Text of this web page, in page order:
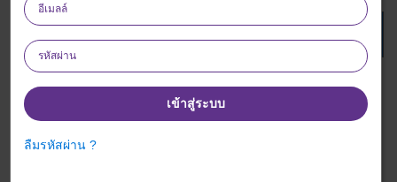
collectible lovers, follow the dreams beyond imaginations. Online
and offline stores from Play House Thailand gathers all collectible
toys with varieties for everyone serving their dreams. We have
gathered trending licensed collectibles, designer toys, Funko,
เข้าสู่ระบบ
ลืมรหัสผ่าน ?